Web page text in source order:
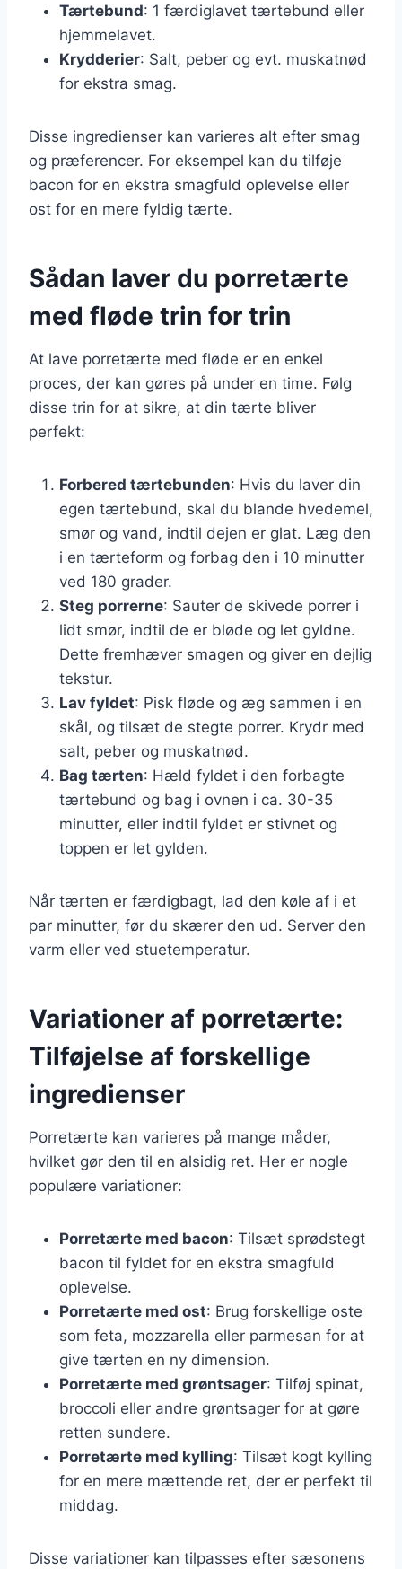
Tærtebund: 1 færdiglavet tærtebund eller
hjemmelavet.
Krydderier: Salt, peber og evt. muskatnød
for ekstra smag.
Disse ingredienser kan varieres alt efter smag
og præferencer. For eksempel kan du tilføje
bacon for en ekstra smagfuld oplevelse eller
ost for en mere fyldig tærte.
Sådan laver du porretærte
med fløde trin for trin
At lave porretærte med fløde er en enkel
proces, der kan gøres på under en time. Følg
disse trin for at sikre, at din tærte bliver
perfekt:
Forbered tærtebunden: Hvis du laver din
egen tærtebund, skal du blande hvedemel,
smør og vand, indtil dejen er glat. Læg den
i en tærteform og forbag den i 10 minutter
ved 180 grader.
Steg porrerne: Sauter de skivede porrer i
lidt smør, indtil de er bløde og let gyldne.
Dette fremhæver smagen og giver en dejlig
tekstur.
Lav fyldet: Pisk fløde og æg sammen i en
skål, og tilsæt de stegte porrer. Krydr med
salt, peber og muskatnød.
Bag tærten: Hæld fyldet i den forbagte
tærtebund og bag i ovnen i ca. 30-35
minutter, eller indtil fyldet er stivnet og
toppen er let gylden.
Når tærten er færdigbagt, lad den køle af i et
par minutter, før du skærer den ud. Server den
varm eller ved stuetemperatur.
Variationer af porretærte:
Tilføjelse af forskellige
ingredienser
Porretærte kan varieres på mange måder,
hvilket gør den til en alsidig ret. Her er nogle
populære variationer:
Porretærte med bacon: Tilsæt sprødstegt
bacon til fyldet for en ekstra smagfuld
oplevelse.
Porretærte med ost: Brug forskellige oste
som feta, mozzarella eller parmesan for at
give tærten en ny dimension.
Porretærte med grøntsager: Tilføj spinat,
broccoli eller andre grøntsager for at gøre
retten sundere.
Porretærte med kylling: Tilsæt kogt kylling
for en mere mættende ret, der er perfekt til
middag.
Disse variationer kan tilpasses efter sæsonens